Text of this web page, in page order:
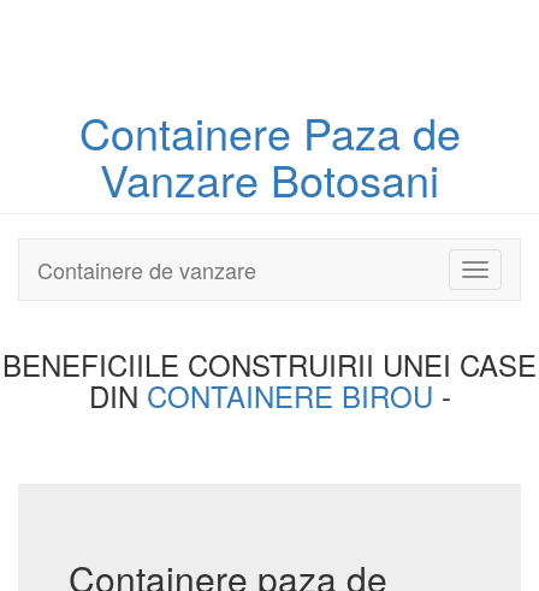
Containere Paza de
Vanzare Botosani
Toggle
Containere de vanzare
BENEFICIILE CONSTRUIRII UNEI CASE
DIN CONTAINERE BIROU -
Containere paza de